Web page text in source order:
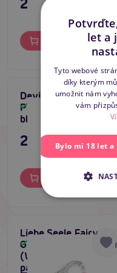
Devil Sticks Crop
Polished Leather
black/red, kožený
295 Kč
Liebe Seele Fairy
Goat Leather
(White & Pink),
pastelové kožené
let a
Tyto webové
díky kterým
umožnit nám
vám
Bylo mi 18 let